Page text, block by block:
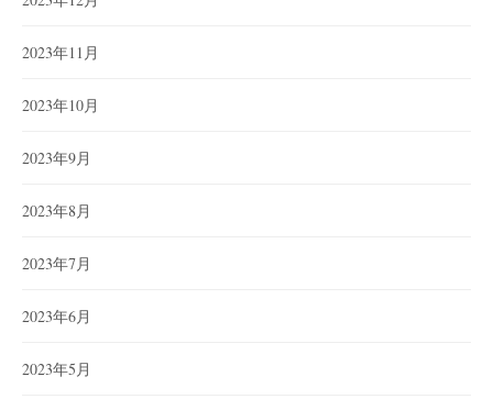
2023年11月
2023年10月
2023年9月
2023年8月
2023年7月
2023年6月
2023年5月